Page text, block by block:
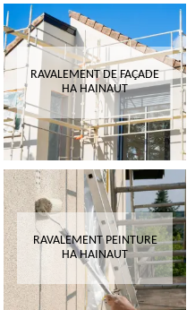
RAVALEMENT DE FAÇADE
HA HAINAUT
RAVALEMENT PEINTURE
HA HAINAUT